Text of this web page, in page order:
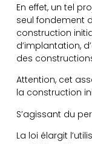
En effet, un tel
seul fondement
construction
d’implantation,
des
Attention, cet
la construction
S’agissant du
La loi élargit